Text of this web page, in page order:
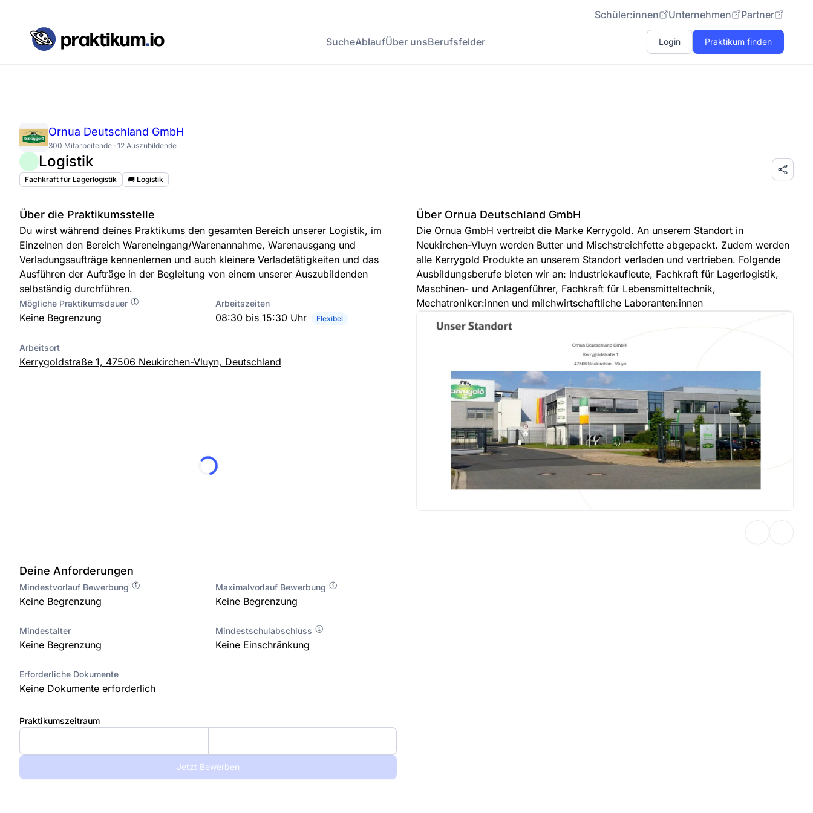
Schüler:innen Unternehmen Partner
SucheAblaufÜber unsBerufsfelder Login Praktikum finden
Ornua Deutschland GmbH
300 Mitarbeitende · 12 Auszubildende
Logistik
Fachkraft für Lagerlogistik 🚚 Logistik
Über die Praktikumsstelle
Du wirst während deines Praktikums den gesamten Bereich unserer Logistik, im
Einzelnen den Bereich Wareneingang/Warenannahme, Warenausgang und
Verladungsaufträge kennenlernen und auch kleinere Verladetätigkeiten und das
Ausführen der Aufträge in der Begleitung von einem unserer Auszubildenden
selbständig durchführen.
Mögliche Praktikumsdauer
Keine Begrenzung
Arbeitszeiten
08:30 bis 15:30 Uhr Flexibel
Arbeitsort
Kerrygoldstraße 1, 47506 Neukirchen-Vluyn, Deutschland
Deine Anforderungen
Mindestvorlauf Bewerbung
Keine Begrenzung
Maximalvorlauf Bewerbung
Keine Begrenzung
Mindestalter
Keine Begrenzung
Mindestschulabschluss
Keine Einschränkung
Erforderliche Dokumente
Keine Dokumente erforderlich
Über Ornua Deutschland GmbH
Die Ornua GmbH vertreibt die Marke Kerrygold. An unserem Standort in
Neukirchen-Vluyn werden Butter und Mischstreichfette abgepackt. Zudem werden
alle Kerrygold Produkte an unserem Standort verladen und vertrieben. Folgende
Ausbildungsberufe bieten wir an: Industriekaufleute, Fachkraft für Lagerlogistik,
Maschinen- und Anlagenführer, Fachkraft für Lebensmitteltechnik,
Mechatroniker:innen und milchwirtschaftliche Laboranten:innen
Praktikumszeitraum
Jetzt Bewerben